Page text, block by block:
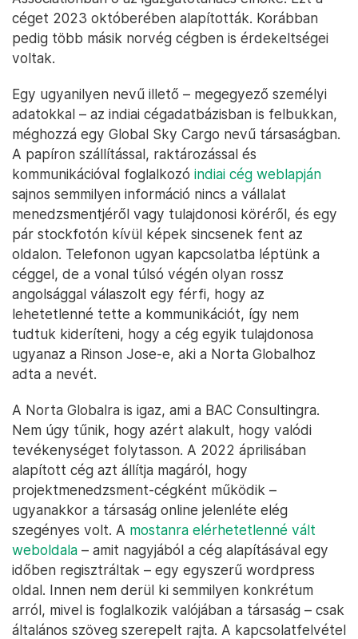
céget 2023 októberében alapították. Korábban
pedig több másik norvég cégben is érdekeltségei
voltak.
Egy ugyanilyen nevű illető – megegyező személyi
adatokkal – az indiai cégadatbázisban is felbukkan,
méghozzá egy Global Sky Cargo nevű társaságban.
A papíron szállítással, raktározással és
kommunikációval foglalkozó indiai cég weblapján
sajnos semmilyen információ nincs a vállalat
menedzsmentjéről vagy tulajdonosi köréről, és egy
pár stockfotón kívül képek sincsenek fent az
oldalon. Telefonon ugyan kapcsolatba léptünk a
céggel, de a vonal túlsó végén olyan rossz
angolsággal válaszolt egy férfi, hogy az
lehetetlenné tette a kommunikációt, így nem
tudtuk kideríteni, hogy a cég egyik tulajdonosa
ugyanaz a Rinson Jose-e, aki a Norta Globalhoz
adta a nevét.
A Norta Globalra is igaz, ami a BAC Consultingra.
Nem úgy tűnik, hogy azért alakult, hogy valódi
tevékenységet folytasson. A 2022 áprilisában
alapított cég azt állítja magáról, hogy
projektmenedzsment-cégként működik –
ugyanakkor a társaság online jelenléte elég
szegényes volt. A mostanra elérhetetlenné vált
weboldala – amit nagyjából a cég alapításával egy
időben regisztráltak – egy egyszerű wordpress
oldal. Innen nem derül ki semmilyen konkrétum
arról, mivel is foglalkozik valójában a társaság – csak
általános szöveg szerepelt rajta. A kapcsolatfelvétel